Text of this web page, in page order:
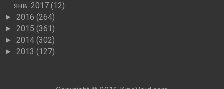
янв. 2017(12)
► 2016 (264)
► 2015 (361)
► 2014 (302)
► 2013 (127)